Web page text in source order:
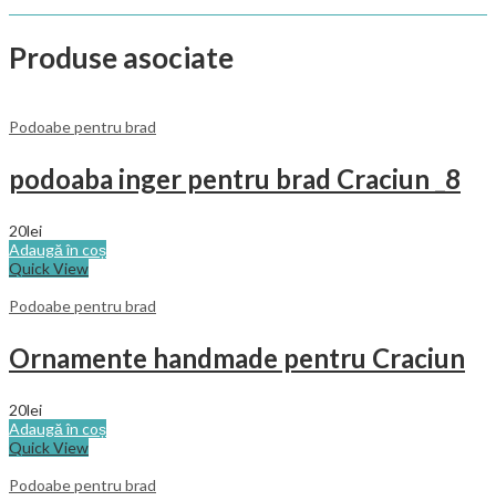
Produse asociate
Podoabe pentru brad
podoaba inger pentru brad Craciun _8
20lei
Adaugă în coș
Quick View
Podoabe pentru brad
Ornamente handmade pentru Craciun
20lei
Adaugă în coș
Quick View
Podoabe pentru brad